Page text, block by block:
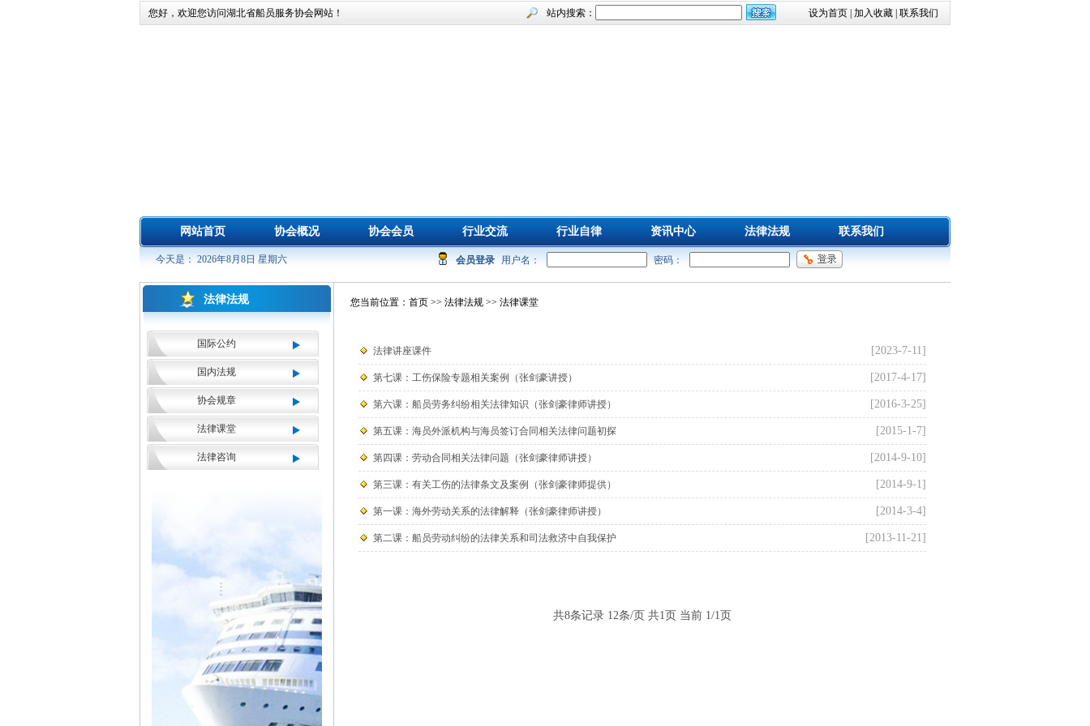
您好，欢迎您访问湖北省船员服务协会网站！ 站内搜索： 设为首页 加入收藏 联系我们
网站首页 协会概况 协会会员 行业交流 行业自律 资讯中心 法律法规 联系我们
今天是： 2026年8月8日 星期六 会员登录 用户名： 密码：
法律法规
国际公约
国内法规
协会规章
法律课堂
法律咨询
您当前位置： 首页 >> 法律法规 >> 法律课堂
法律讲座课件 [2023-7-11]
第七课：工伤保险专题相关案例（张剑豪讲授） [2017-4-17]
第六课：船员劳务纠纷相关法律知识（张剑豪律师讲授） [2016-3-25]
第五课：海员外派机构与海员签订合同相关法律问题初探 [2015-1-7]
第四课：劳动合同相关法律问题（张剑豪律师讲授） [2014-9-10]
第三课：有关工伤的法律条文及案例（张剑豪律师提供） [2014-9-1]
第一课：海外劳动关系的法律解释（张剑豪律师讲授） [2014-3-4]
第二课：船员劳动纠纷的法律关系和司法救济中自我保护 [2013-11-21]
共8条记录 12条/页 共1页 当前 1/1页